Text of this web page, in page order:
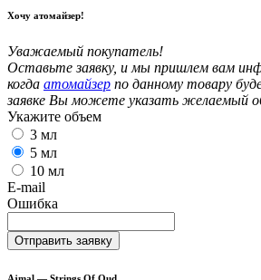
Хочу атомайзер!
Уважаемый покупатель!
Оставьте заявку, и мы пришлем вам
когда атомайзер по данному товару
заявке Вы можете указать желаемый
Укажите объем
3 мл
5 мл
10 мл
E-mail
Ошибка
Отправить заявку